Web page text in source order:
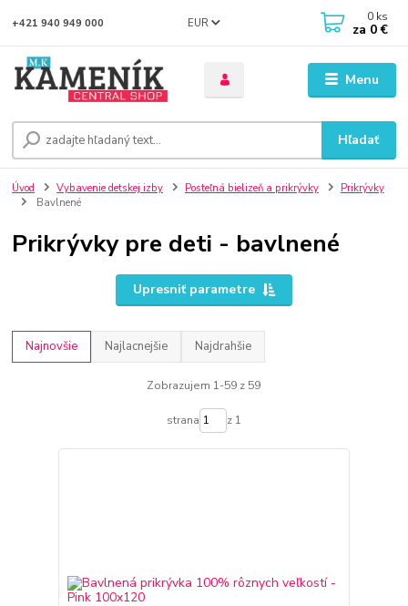
Menu
EUR
Hľadať
+421 940 949 000 0 ks
za 0 €
Úvod Vybavenie detskej izby Posteľná bielizeň a prikrývky
Prikrývky
Bavlnené
Prikrývky pre deti - bavlnené
Upresniť parametre
Najnovšie Najlacnejšie Najdrahšie
Zobrazujem 1-59 z 59
strana z 1